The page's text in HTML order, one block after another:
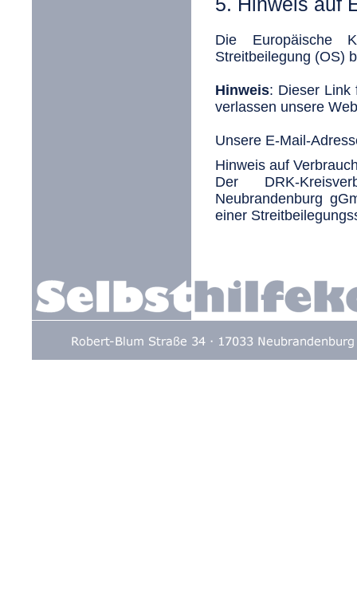
Die Europäische
Streitbeilegung (OS)
Hinweis: Dieser Link
verlassen unsere
Unsere E-Mail-
Hinweis auf
Der DRK-
Neubrandenburg
einer